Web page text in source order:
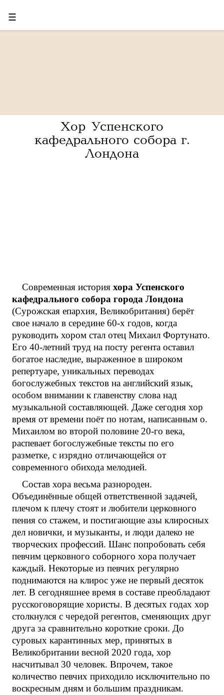
☰
Хор Успенского
кафедрального собора г.
Лондона
Современная история хора Успенского
кафедрального собора города Лондона
(Сурожская епархия, Великобритания) берёт
свое начало в середине 60-х годов, когда
руководить хором стал отец Михаил Фортунато.
Его 40-летний труд на посту регента оставил
богатое наследие, выраженное в широком
репертуаре, уникальных переводах
богослужебных текстов на английский язык,
особом внимании к главенству слова над
музыкальной составляющей. Даже сегодня хор
время от времени поёт по нотам, написанным о.
Михаилом во второй половине 20-го века,
распевает богослужебные тексты по его
разметке, с изрядно отличающейся от
современного обихода мелодией.
Состав хора весьма разнороден.
Объединённые общей ответственной задачей,
плечом к плечу стоят и любители церковного
пения со стажем, и постигающие азы клиросных
дел новички, и музыканты, и люди далеко не
творческих профессий. Шанс попробовать себя
певчим церковного соборного хора получает
каждый. Некоторые из певчих регулярно
поднимаются на клирос уже не первый десяток
лет. В сегодняшнее время в составе преобладают
русскоговорящие хористы. В десятых годах хор
столкнулся с чередой регентов, сменяющих друг
друга за сравнительно короткие сроки. До
суровых карантинных мер, принятых в
Великобритании весной 2020 года, хор
насчитывал 30 человек. Впрочем, такое
количество певчих приходило исключительно по
воскресным дням и большим праздникам.